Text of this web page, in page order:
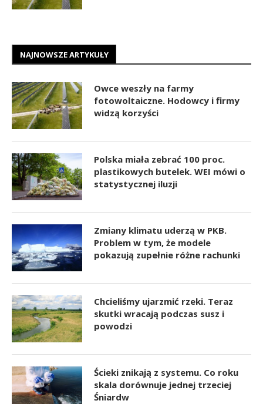
NAJNOWSZE ARTYKUŁY
Owce weszły na farmy
fotowoltaiczne. Hodowcy i firmy
widzą korzyści
Polska miała zebrać 100 proc.
plastikowych butelek. WEI mówi o
statystycznej iluzji
Zmiany klimatu uderzą w PKB.
Problem w tym, że modele
pokazują zupełnie różne rachunki
Chcieliśmy ujarzmić rzeki. Teraz
skutki wracają podczas susz i
powodzi
Ścieki znikają z systemu. Co roku
skala dorównuje jednej trzeciej
Śniardw